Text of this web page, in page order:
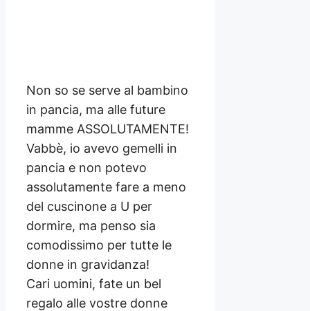
Non so se serve al bambino
in pancia, ma alle future
mamme ASSOLUTAMENTE!
Vabbè, io avevo gemelli in
pancia e non potevo
assolutamente fare a meno
del cuscinone a U per
dormire, ma penso sia
comodissimo per tutte le
donne in gravidanza!
Cari uomini, fate un bel
regalo alle vostre donne